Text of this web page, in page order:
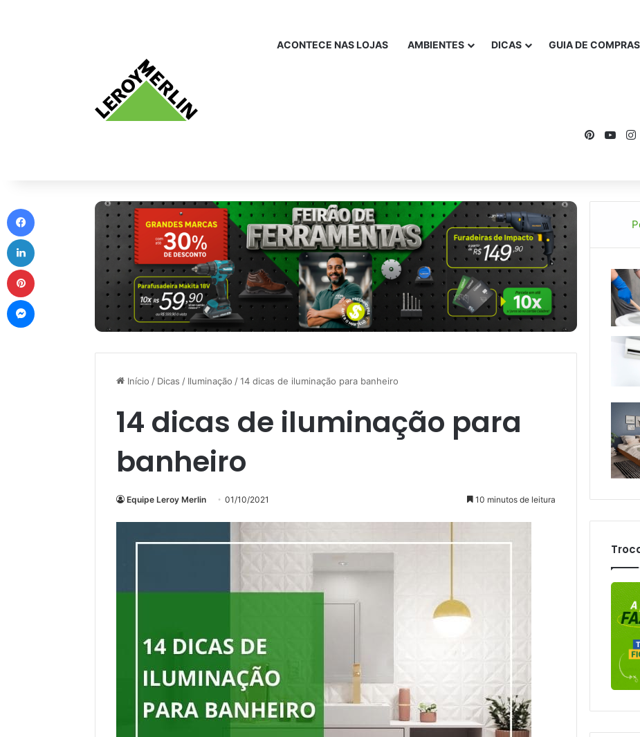
ACONTECE NAS LOJAS AMBIENTES DICAS GUIA DE COMPRAS
Pinterest
Início / Dicas / Iluminação /14 dicas de iluminação para banheiro
14 dicas de iluminação para
banheiro
Equipe Leroy Merlin 01/10/2021 10 minutos de leitura